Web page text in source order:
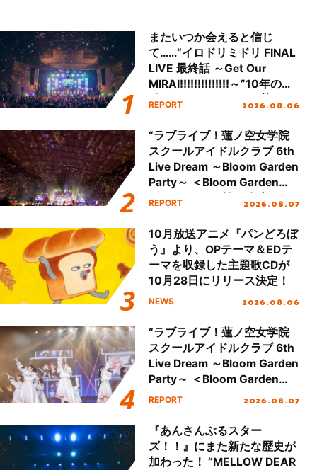
またいつか会えると信じ
て……“イロドリミドリ FINAL
LIVE 最終話 ～Get Our
MIRAI!!!!!!!!!!!!!!～”10年の活
動を経てファイナルを迎える
REPORT 2026.08.06
“ラブライブ！蓮ノ空女学院
スクールアイドルクラブ 6th
Live Dream ～Bloom Garden
Party～ ＜Bloom Garden
Party Stage／埼玉公演＞”
REPORT 2026.08.07
10月放送アニメ『パンどろぼ
う』より、OPテーマ＆EDテ
ーマを収録した主題歌CDが
10月28日にリリース決定！
NEWS 2026.08.06
“ラブライブ！蓮ノ空女学院
スクールアイドルクラブ 6th
Live Dream ～Bloom Garden
Party～ ＜Bloom Garden
Party Stage／埼玉公演＞”
REPORT 2026.08.07
『あんさんぶるスター
ズ！！』にまた新たな歴史が
加わった！ “MELLOW DEAR